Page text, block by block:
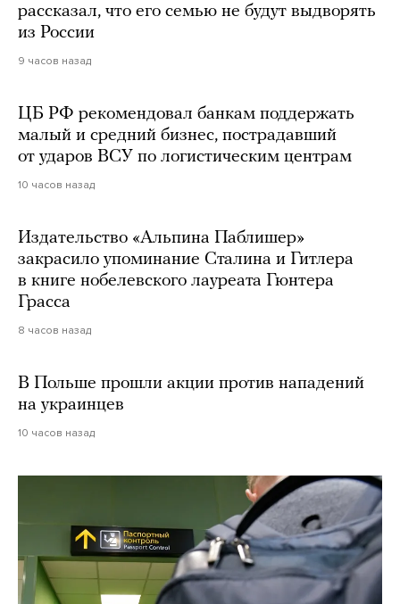
рассказал, что его семью не будут выдворять
из России
9 часов назад
ЦБ РФ рекомендовал банкам поддержать
малый и средний бизнес, пострадавший
от ударов ВСУ по логистическим центрам
10 часов назад
Издательство «Альпина Паблишер»
закрасило упоминание Сталина и Гитлера
в книге нобелевского лауреата Гюнтера
Грасса
8 часов назад
В Польше прошли акции против нападений
на украинцев
10 часов назад